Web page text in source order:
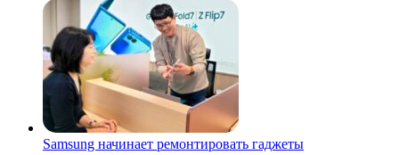
Samsung начинает ремонтировать гаджеты